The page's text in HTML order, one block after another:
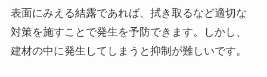
表面にみえる結露であれば、拭き取るなど適切な
対策を施すことで発生を予防できます。しかし、
建材の中に発生してしまうと抑制が難しいです。